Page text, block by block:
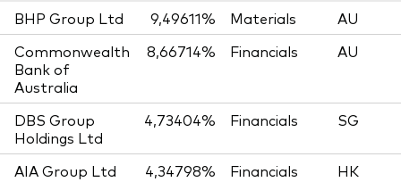
BHP Group Ltd
9,49611% Materials
AU
Commonwealth
Bank of
Australia
8,66714% Financials AU
DBS Group
Holdings Ltd
4,73404% Financials SG
AIA Group Ltd 4,34798% Financials
HK